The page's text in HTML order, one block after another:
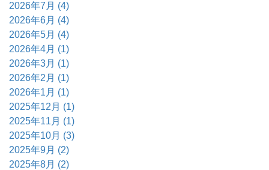
2026年7月 (4)
2026年6月 (4)
2026年5月 (4)
2026年4月 (1)
2026年3月 (1)
2026年2月 (1)
2026年1月 (1)
2025年12月 (1)
2025年11月 (1)
2025年10月 (3)
2025年9月 (2)
2025年8月 (2)